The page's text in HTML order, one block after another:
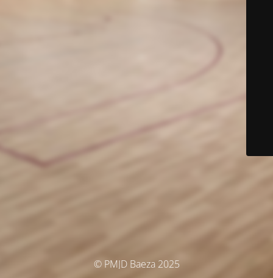
© PMJD Baeza 2025